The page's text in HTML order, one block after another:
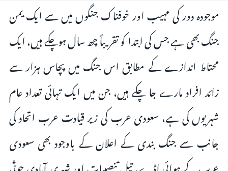
موجودہ دور کی مہیب اور خوفناک جنگوں میں سے ایک یمن
جنگ بھی ہے جس کی ابتدا کو تقریباً چھ سال ہوچکے ہیں، ایک
محتاط اندازے کے مطابق اس جنگ میں پچاس ہزار سے
زائد افراد مارے جا چکے ہیں، جن میں ایک تہائی تعداد عام
شہریوں کی ہے، سعودی عرب کی زیر قیادت عرب اتحاد کی
جانب سے جنگ بندی کے اعلان کے باوجود بھی سعودی